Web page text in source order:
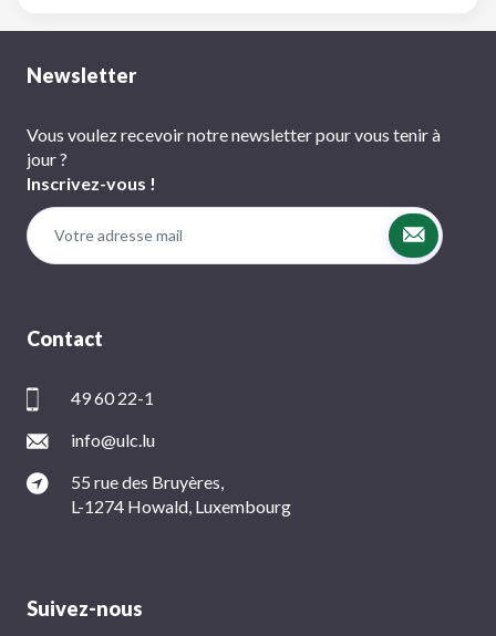
Newsletter
Vous voulez recevoir notre newsletter pour vous tenir à
jour ?
Inscrivez-vous !
Contact
49 60 22-1
info@ulc.lu
55 rue des Bruyères,
L-1274 Howald, Luxembourg
Suivez-nous